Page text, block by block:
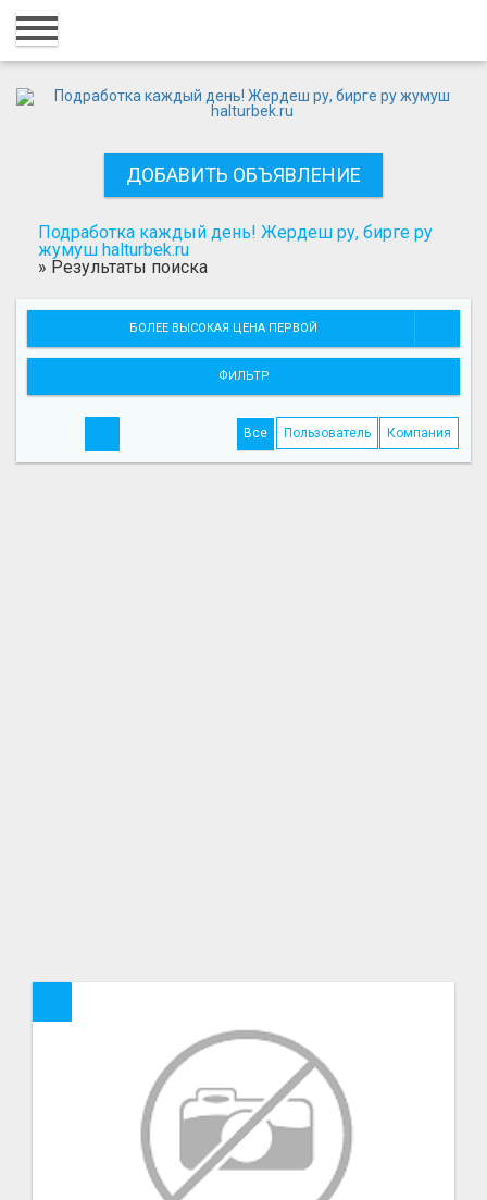
Главная
Добавить объявление
Поиск
ДОБАВИТЬ ОБЪЯВЛЕНИЕ
Подработка каждый день! Жердеш ру, бирге ру
жумуш halturbek.ru
» Результаты поиска
БОЛЕЕ ВЫСОКАЯ ЦЕНА ПЕРВОЙ
ФИЛЬТР
Все Пользователь Компания